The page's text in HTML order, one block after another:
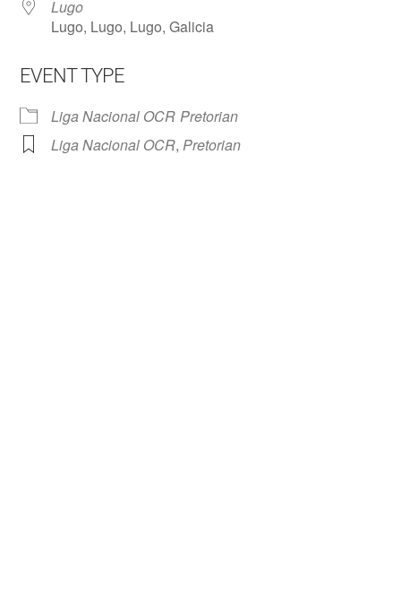
Lugo
Lugo, Lugo, Lugo, Galicia
EVENT TYPE
Liga Nacional OCR Pretorian
Liga Nacional OCR,Pretorian